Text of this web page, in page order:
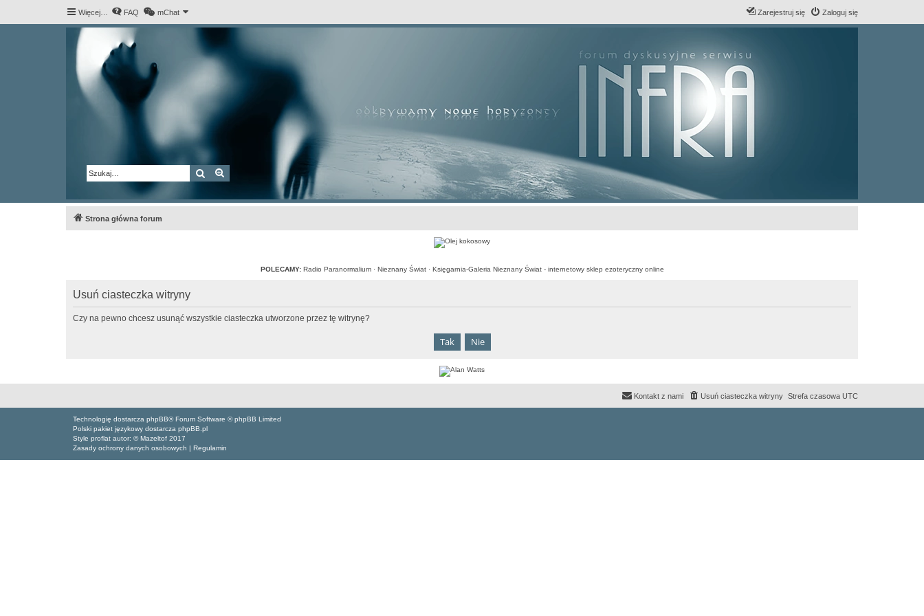
Więcej… FAQ mChat Zaloguj się
Zarejestruj się
Szukaj Wyszukiwanie zaawansowane
Strona główna forum
POLECAMY: Radio Paranormalium· Nieznany Świat· Księgarnia-Galeria Nieznany Świat - internetowy sklep ezoteryczny online
Usuń ciasteczka witryny
Czy na pewno chcesz usunąć wszystkie ciasteczka utworzone przez tę witrynę?
Strefa czasowa UTC
Usuń ciasteczka witryny
Kontakt z nami
Technologię dostarcza phpBB® Forum Software © phpBB Limited
Polski pakiet językowy dostarcza phpBB.pl
Style proflat autor: ©Mazeltof 2017
Zasady ochrony danych osobowych | Regulamin